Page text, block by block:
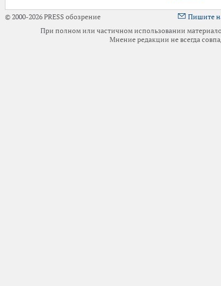
© 2000-2026 PRESS обозрение
Пишите
При полном или частичном использовании
Мнение редакции не всегда